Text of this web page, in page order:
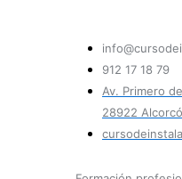
912 17 18 79
Av. Primero
28922